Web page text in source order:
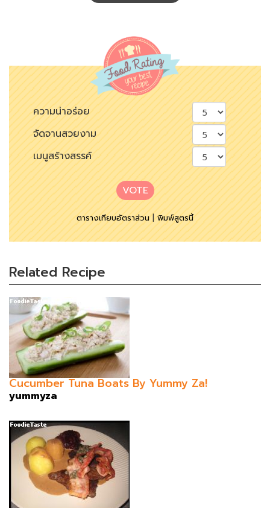
ความน่าอร่อย
จัดจานสวยงาม
เมนูสร้างสรรค์
VOTE
ตารางเทียบอัตราส่วน|พิมพ์สูตรนี้
Related Recipe
Cucumber Tuna Boats By Yummy Za!
yummyza